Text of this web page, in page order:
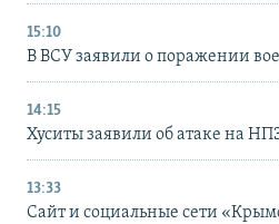
15:10
В ВСУ заявили о поражении
14:15
Хуситы заявили об атаке на
13:33
Сайт и социальные сети